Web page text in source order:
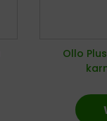
Ollo